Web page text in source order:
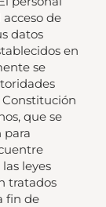
de
datos
en
se
que se
para
leyes
tratados
fin de